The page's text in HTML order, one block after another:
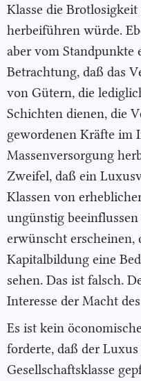
Klasse die
herbeiführen würde.
aber vom Standpunkte
Betrachtung, daß das
von Gütern, die
Schichten dienen, die
gewordenen Kräfte im
Massenversorgung
Zweifel, daß ein
Klassen von
ungünstig
erwünscht erscheinen,
Kapitalbildung eine
sehen. Das ist falsch.
Interesse der Macht
Es ist kein
forderte, daß der
Gesellschaftsklasse